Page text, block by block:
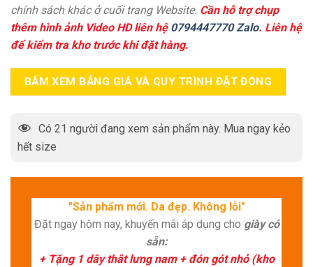
chính sách khác ở cuối trang Website. Cần hỗ trợ chụp
thêm hình ảnh Video HD liên hệ 0794447770 Zalo. Liên hệ
để kiểm tra kho trước khi đặt hàng.
BẤM XEM BẢNG GIÁ VÀ QUY TRÌNH ĐẶT ĐÓNG
Có 21 người đang xem sản phẩm này. Mua ngay kẻo
hết size
"Sản phẩm mới. Da đẹp. Không lỗi"
Đặt ngay hôm nay, khuyến mãi áp dụng cho giày có
sẵn:
+ Tặng 1 dây thắt lưng nam + đón gót nhỏ (kho